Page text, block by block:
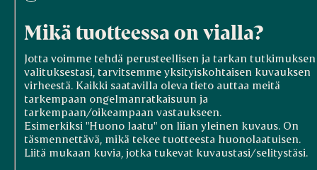
Mikä tuotteessa on vialla?
Jotta voimme tehdä perusteellisen ja tarkan tutkimuksen
valituksestasi, tarvitsemme yksityiskohtaisen kuvauksen
virheestä. Kaikki saatavilla oleva tieto auttaa meitä
tarkempaan ongelmanratkaisuun ja
tarkempaan/oikeampaan vastaukseen.
Esimerkiksi "Huono laatu" on liian yleinen kuvaus. On
täsmennettävä, mikä tekee tuotteesta huonolaatuisen.
Liitä mukaan kuvia, jotka tukevat kuvaustasi/selitystäsi.